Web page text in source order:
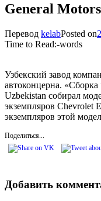
General
Перевод kelabPosted on
Time to Read:-words
Узбекский завод
автоконцерна.
Uzbekistan собирал
экземпляров Chevrolet
экземпляров этой
Поделиться...
Добавить